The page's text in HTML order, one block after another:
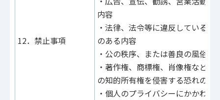
12．禁止事項
内容
・法律、法令等に違反している
のある内容
・公の秩序、または善良の風俗に
・著作権、商標権、肖像権など
の知的所有権を侵害する恐れのあ
・個人のプライバシーにかかわる